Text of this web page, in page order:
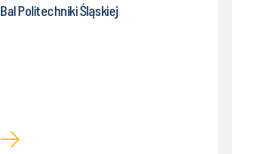
Bal Politechniki Śląskiej